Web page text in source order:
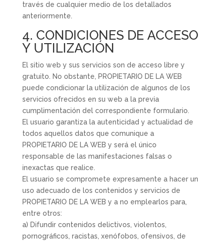
través de cualquier medio de los detallados
anteriormente.
4. CONDICIONES DE ACCESO
Y UTILIZACIÓN
El sitio web y sus servicios son de acceso libre y
gratuito. No obstante, PROPIETARIO DE LA WEB
puede condicionar la utilización de algunos de los
servicios ofrecidos en su web a la previa
cumplimentación del correspondiente formulario.
El usuario garantiza la autenticidad y actualidad de
todos aquellos datos que comunique a
PROPIETARIO DE LA WEB y será el único
responsable de las manifestaciones falsas o
inexactas que realice.
El usuario se compromete expresamente a hacer un
uso adecuado de los contenidos y servicios de
PROPIETARIO DE LA WEB y a no emplearlos para,
entre otros:
a) Difundir contenidos delictivos, violentos,
pornográficos, racistas, xenófobos, ofensivos, de